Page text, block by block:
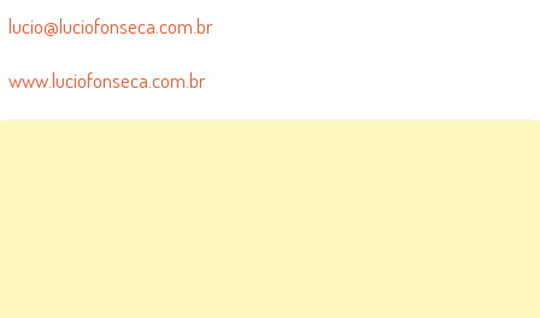
lucio@luciofonseca.com.br
www.luciofonseca.com.br